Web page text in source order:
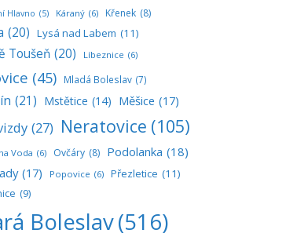
Hlavno (5) Káraný (6) Křenek (8)
(20) Lysá nad Labem (11)
Toušeň (20) Líbeznice (6)
(45) Mladá Boleslav (7)
(21) Mstětice (14) Měšice (17)
(27) Neratovice (105)
Voda (6) Ovčáry (8) Podolanka (18)
(17) Popovice (6) Přezletice (11)
(9)
Boleslav(516)